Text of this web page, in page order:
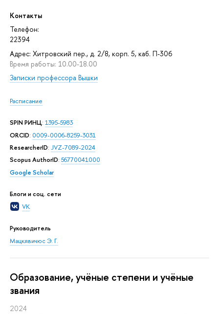
Контакты
Телефон:
22394
Адрес: Хитровский пер., д. 2/8, корп. 5, каб. П-306
Время работы: 10.00-18.00
Записки профессора Вышки
Расписание
SPIN РИНЦ: 1395-5983
ORCID: 0009-0006-8259-3031
ResearcherID: JVZ-7089-2024
Scopus AuthorID: 56770041000
Google Scholar
Блоги и соц. сети
VK
Руководитель
Мацкявичюс Э. Г.
Oбразование, учёные степени и учёные
звания
2024